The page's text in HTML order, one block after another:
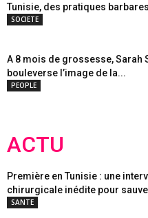
Tunisie, des pratiques
SOCIETE
A 8 mois de grossesse, Sarah
bouleverse l’image de la...
PEOPLE
ACTU
Première en Tunisie : une
chirurgicale inédite pour
SANTE